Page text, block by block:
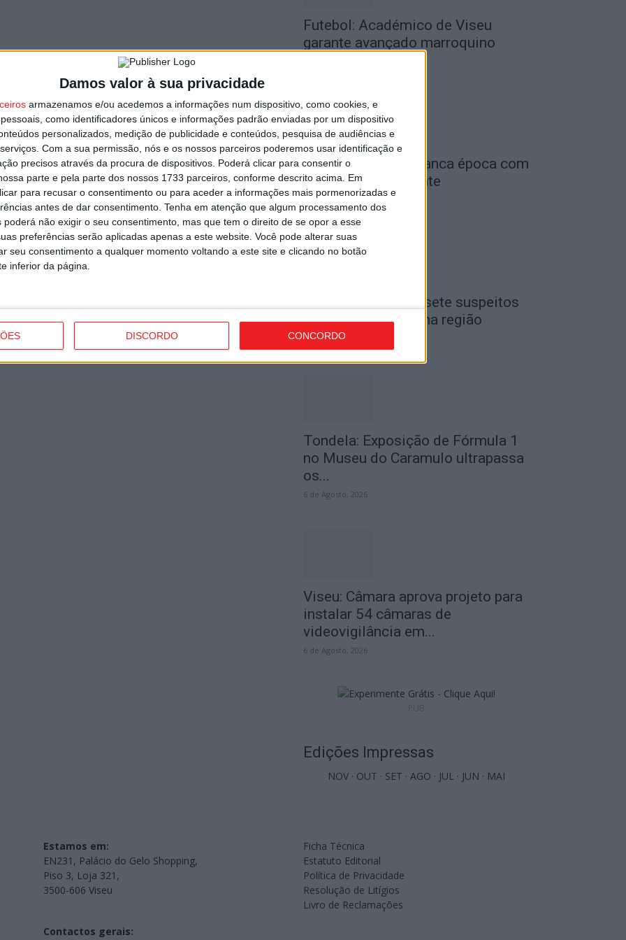
Damos valor à sua privacidade
armazenamos e/ou acedemos a informações num dispositivo, como cookies, e
como identificadores únicos e informações padrão enviadas por um dispositivo
personalizados, medição de publicidade e conteúdos, pesquisa de audiências e
Com a sua permissão, nós e os nossos parceiros poderemos usar identificação e
precisos através da procura de dispositivos. Poderá clicar para consentir o
parte e pela parte dos nossos 1733 parceiros, conforme descrito acima. Em
para recusar o consentimento ou para aceder a informações mais pormenorizadas e
antes de dar consentimento. Tenha em atenção que algum processamento dos
poderá não exigir o seu consentimento, mas que tem o direito de se opor a esse
preferências serão aplicadas apenas a este website. Você pode alterar suas
seu consentimento a qualquer momento voltando a este site e clicando no botão
inferior da página.
DISCORDO CONCORDO
Futebol: Académico de Viseu
garante avançado marroquino
Liga 2: Tondela arranca época com
receção ao Amarante
7 de Agosto, 2026
Viseu: GNR detém sete suspeitos
por furto de cobre na região
6 de Agosto, 2026
Tondela: Exposição de Fórmula 1
no Museu do Caramulo ultrapassa
os...
6 de Agosto, 2026
Viseu: Câmara aprova projeto para
instalar 54 câmaras de
videovigilância em...
6 de Agosto, 2026
Edições Impressas
NOV · OUT · SET · AGO · JUL · JUN · MAI
Estamos em:
EN231, Palácio do Gelo Shopping,
Piso 3, Loja 321,
3500-606 Viseu
Contactos gerais:
Ficha Técnica
Estatuto Editorial
Política de Privacidade
Resolução de Litígios
Livro de Reclamações